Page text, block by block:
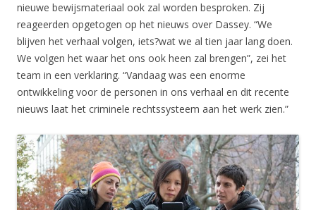
nieuwe bewijsmateriaal ook zal worden besproken. Zij
reageerden opgetogen op het nieuws over Dassey. “We
blijven het verhaal volgen, iets?wat we al tien jaar lang doen.
We volgen het waar het ons ook heen zal brengen”, zei het
team in een verklaring. “Vandaag was een enorme
ontwikkeling voor de personen in ons verhaal en dit recente
nieuws laat het criminele rechtssysteem aan het werk zien.”